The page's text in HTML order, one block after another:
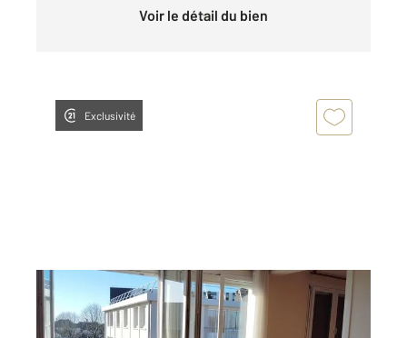
Voir le détail du bien
Exclusivité
GRANVILLE 50
74,19 m2, 4 pièces
Ref : 44978